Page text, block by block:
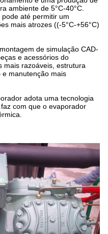
ambiente de 5°C-40°C.
até permitir um
mais atrozes ((-5°C-+56°C)
de simulação CAD-
e acessórios do
mais razoáveis, estrutura
manutenção mais
adota uma tecnologia
com que o evaporador